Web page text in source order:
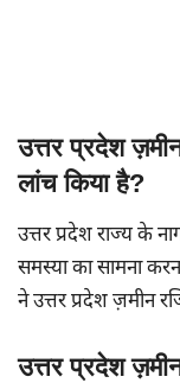
उत्तर प्रदेश
लांच किया है?
उत्तर प्रदेश राज्य के
समस्या का सामना
ने उत्तर प्रदेश ज़मीन
उत्तर प्रदेश